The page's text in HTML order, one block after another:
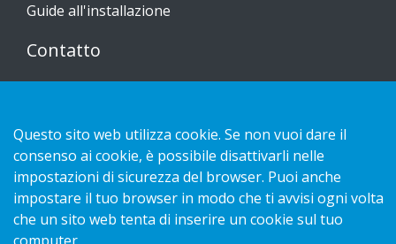
Guide all'installazione
Contatto
Cookies
Copyright 2026 HL Display AB. All rights reserved.
Questo sito web utilizza cookie. Se non vuoi dare il
consenso ai cookie, è possibile disattivarli nelle
impostazioni di sicurezza del browser. Puoi anche
impostare il tuo browser in modo che ti avvisi ogni volta
che un sito web tenta di inserire un cookie sul tuo